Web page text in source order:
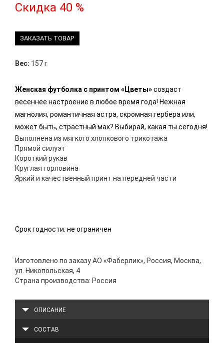
Скидка 40 %
ЗАКАЗАТЬ ТОВАР
Вес: 157 г
Женская футболка с принтом «Цветы»создаст
весеннее настроение в любое время года! Нежная
магнолия, романтичная астра, скромная гербера или,
может быть, страстный мак? Выбирай, какая ты сегодня!
Выполнена из мягкого хлопкового трикотажа
Прямой силуэт
Короткий рукав
Круглая горловина
Яркий и качественный принт на передней части
Срок годности: не ограничен
Изготовлено по заказу АО «Фаберлик», Россия, Москва,
ул. Никопольская, 4
Страна производства: Россия
ОПИСАНИЕ
СОСТАВ